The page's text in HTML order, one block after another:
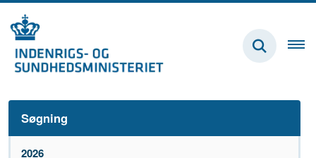
Søgning
2026